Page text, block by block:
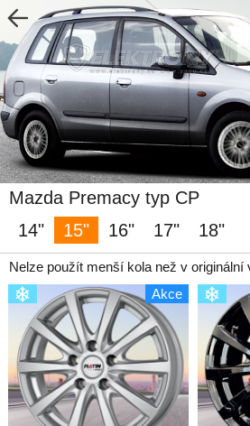
Mazda Premacy typ CP
14"
15" 16" 17" 18"
Nelze použít menší kola než v originální
Akce